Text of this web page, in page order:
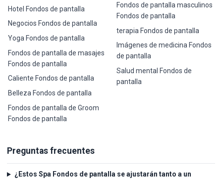
Hotel Fondos de pantalla
Negocios Fondos de pantalla
Yoga Fondos de pantalla
Fondos de pantalla de masajes
Fondos de pantalla
Caliente Fondos de pantalla
Belleza Fondos de pantalla
Fondos de pantalla de Groom
Fondos de pantalla
Fondos de pantalla masculinos
Fondos de pantalla
terapia Fondos de pantalla
Imágenes de medicina Fondos
de pantalla
Salud mental Fondos de
pantalla
Preguntas frecuentes
¿Estos Spa Fondos de pantalla se ajustarán tanto a un